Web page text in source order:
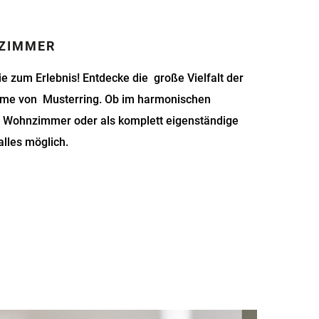
zum Erlebnis! Entdecke die große Vielfalt der
von Musterring. Ob im harmonischen
oder als komplett eigenständige
möglich.